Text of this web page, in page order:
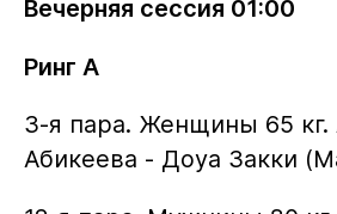
Вечерняя сессия 01:00
Ринг A
3-я пара. Женщины 65 кг.
Абикеева - Доуа Закки